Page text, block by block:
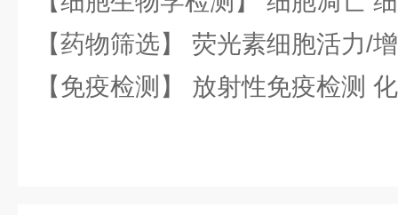
【药物筛选】 荧光素细胞活力/
【免疫检测】 放射性免疫检测